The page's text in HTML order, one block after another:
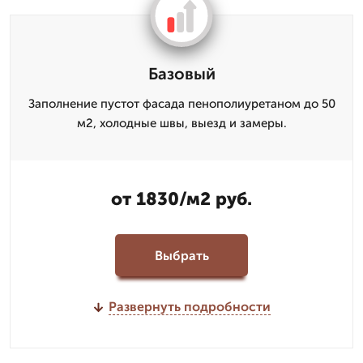
Базовый
Заполнение пустот фасада пенополиуретаном до 50
м2, холодные швы, выезд и замеры.
от 1830/м2 руб.
Выбрать
Развернуть подробности